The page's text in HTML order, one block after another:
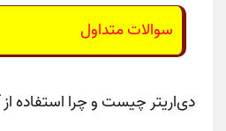
سوالات متداول
دی‌اریتر چیست و چرا استفاده